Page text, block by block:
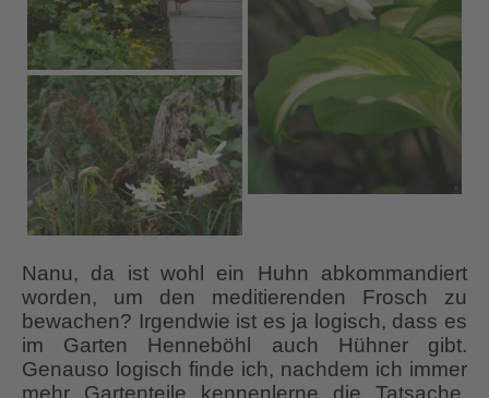
Nanu, da ist wohl ein Huhn abkommandiert
worden, um den meditierenden Frosch zu
bewachen? Irgendwie ist es ja logisch, dass es
im Garten Henneböhl auch Hühner gibt.
Genauso logisch finde ich, nachdem ich immer
mehr Gartenteile kennenlerne die Tatsache,